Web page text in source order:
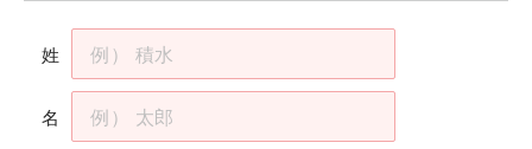
姓
名